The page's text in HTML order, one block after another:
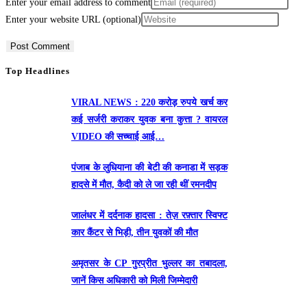
Enter your email address to comment
Enter your website URL (optional)
Top Headlines
VIRAL NEWS : 220 करोड़ रुपये खर्च कर
कई सर्जरी कराकर युवक बना कुत्ता ? वायरल
VIDEO की सच्चाई आई…
पंजाब के लुधियाना की बेटी की कनाडा में सड़क
हादसे में माैत, कैदी को ले जा रही थीं रमनदीप
जालंधर में दर्दनाक हादसा : तेज़ रफ़्तार स्विफ्ट
कार कैंटर से भिड़ी, तीन युवकों की मौत
अमृतसर के CP गुरप्रीत भुल्लर का तबादला,
जानें किस अधिकारी को मिली जिम्मेदारी